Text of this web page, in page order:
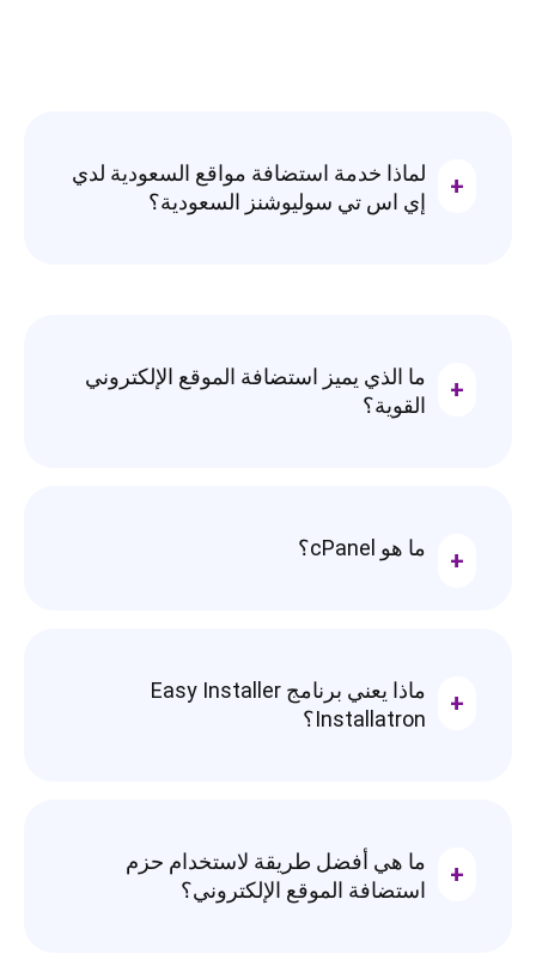
لماذا خدمة استضافة مواقع السعودية لدي
إي اس تي سوليوشنز السعودية؟
ما الذي يميز استضافة الموقع الإلكتروني
القوية؟
ما هو cPanel؟
ماذا يعني برنامج Easy Installer
Installatron؟
ما هي أفضل طريقة لاستخدام حزم
استضافة الموقع الإلكتروني؟